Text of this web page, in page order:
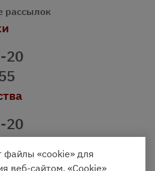
рассылок
20
20
файлы «cookie» для
веб-сайтом. «Cookie»